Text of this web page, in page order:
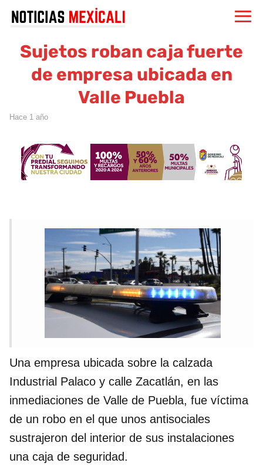
Sujetos roban caja fuerte
de empresa ubicada en
Valle Puebla
hace 1 año
Una empresa ubicada sobre la calzada
Industrial Palaco y calle Zacatlán, en las
inmediaciones de Valle de Puebla, fue víctima
de un robo en el que unos antisociales
sustrajeron del interior de sus instalaciones
una caja de seguridad.